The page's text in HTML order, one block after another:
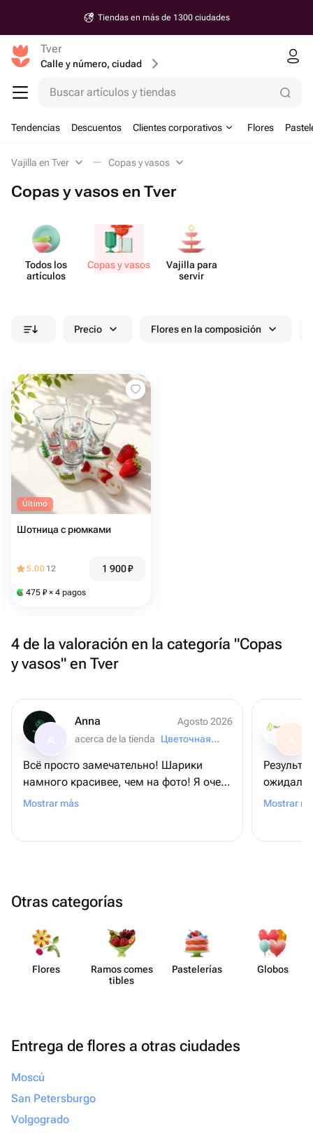
Tiendas en más de 1300 ciudades
Tver
Calle y número, ciudad
Buscar artículos y tiendas
Tendencias Descuentos Clientes corporativos Flores
Vajilla en Tver Copas y vasos
Copas y vasos en Tver
Todos los
artículos
Copas y vasos
Vajilla para
servir
Precio Flores en la composición
Último
Шотница с рюмками
5.00 12 1 900₽
475 ₽ × 4 pagos
4 de la valoración en la categoría "Copas
y vasos" en Tver
Anna
Agosto 2026
acerca de la tienda
Цветочная лавка
Всё просто замечательно! Шарики
намного красивее, чем на фото! Я очень
довольна! Спасибо вам большое!!!!
Mostrar más
A
прям
Mostrar
Otras categorías
Flores
Ramos comes​
tibles
Paste​lerías Globos
Entrega de flores a otras ciudades
Moscú
San Petersburgo
Volgogrado